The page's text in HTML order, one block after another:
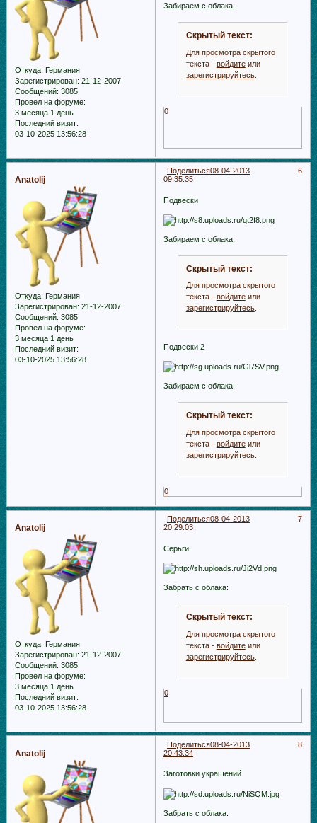
Откуда: Германия
Зарегистрирован: 21-12-2007
Сообщений: 3085
Провел на форуме:
3 месяца 1 день
Последний визит:
03-10-2025 13:56:28
Забираем с облака:
Скрытый текст:
Для просмотра скрытого
текста - войдитеили
зарегистрируйтесь.
0
Поделиться 6
08-04-2013
09:35:35
Anatolij
Откуда: Германия
Зарегистрирован: 21-12-2007
Сообщений: 3085
Провел на форуме:
3 месяца 1 день
Последний визит:
03-10-2025 13:56:28
Подвески
Забираем с облака:
Скрытый текст:
Для просмотра скрытого
текста - войдитеили
зарегистрируйтесь.
Подвески 2
Забираем с облака:
Скрытый текст:
Для просмотра скрытого
текста - войдитеили
зарегистрируйтесь.
0
Поделиться 7
08-04-2013
20:29:03
Anatolij
Откуда: Германия
Зарегистрирован: 21-12-2007
Сообщений: 3085
Провел на форуме:
3 месяца 1 день
Последний визит:
03-10-2025 13:56:28
Серьги
Забрать с облака:
Скрытый текст:
Для просмотра скрытого
текста - войдитеили
зарегистрируйтесь.
0
Поделиться 8
08-04-2013
20:43:34
Anatolij
Заготовки украшений
Забрать с облака: